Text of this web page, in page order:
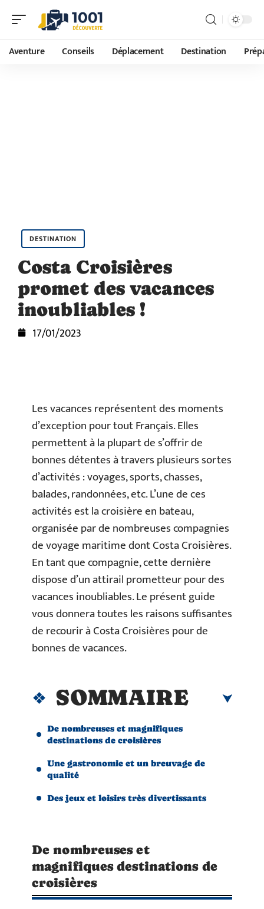
Aventure Conseils Déplacement Destination
DESTINATION
Costa Croisières
promet des vacances
inoubliables !
17/01/2023
Les vacances représentent des moments
d’exception pour tout Français. Elles
permettent à la plupart de s’offrir de
bonnes détentes à travers plusieurs sortes
d’activités : voyages, sports, chasses,
balades, randonnées, etc. L’une de ces
activités est la croisière en bateau,
organisée par de nombreuses compagnies
de voyage maritime dont Costa Croisières.
En tant que compagnie, cette dernière
dispose d’un attirail prometteur pour des
vacances inoubliables. Le présent guide
vous donnera toutes les raisons suffisantes
de recourir à Costa Croisières pour de
bonnes de vacances.
SOMMAIRE
De nombreuses et magnifiques
destinations de croisières
Une gastronomie et un breuvage de
qualité
Des jeux et loisirs très divertissants
De nombreuses et
magnifiques destinations de
croisières